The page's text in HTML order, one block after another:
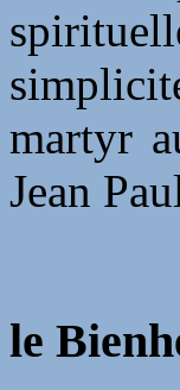
martyr
Jean
le